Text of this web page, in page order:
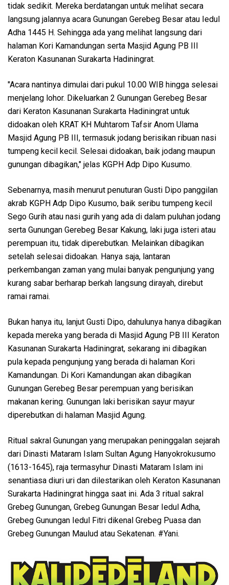
tidak sedikit. Mereka berdatangan untuk melihat secara
langsung jalannya acara Gunungan Gerebeg Besar atau Iedul
Adha 1445 H. Sehingga ada yang melihat langsung dari
halaman Kori Kamandungan serta Masjid Agung PB III
Keraton Kasunanan Surakarta Hadiningrat.
"Acara nantinya dimulai dari pukul 10.00 WIB hingga selesai
menjelang lohor. Dikeluarkan 2 Gunungan Gerebeg Besar
dari Keraton Kasunanan Surakarta Hadiningrat untuk
didoakan oleh KRAT KH Muhtarom Tafsir Anom Ulama
Masjid Agung PB III, termasuk jodang berisikan ribuan nasi
tumpeng kecil kecil. Selesai didoakan, baik jodang maupun
gunungan dibagikan," jelas KGPH Adp Dipo Kusumo.
Sebenarnya, masih menurut penuturan Gusti Dipo panggilan
akrab KGPH Adp Dipo Kusumo, baik seribu tumpeng kecil
Sego Gurih atau nasi gurih yang ada di dalam puluhan jodang
serta Gunungan Gerebeg Besar Kakung, laki juga isteri atau
perempuan itu, tidak diperebutkan. Melainkan dibagikan
setelah selesai didoakan. Hanya saja, lantaran
perkembangan zaman yang mulai banyak pengunjung yang
kurang sabar berharap berkah langsung dirayah, direbut
ramai ramai.
Bukan hanya itu, lanjut Gusti Dipo, dahulunya hanya dibagikan
kepada mereka yang berada di Masjid Agung PB III Keraton
Kasunanan Surakarta Hadiningrat, sekarang ini dibagikan
pula kepada pengunjung yang berada di halaman Kori
Kamandungan. Di Kori Kamandungan akan dibagikan
Gunungan Gerebeg Besar perempuan yang berisikan
makanan kering. Gunungan laki berisikan sayur mayur
diperebutkan di halaman Masjid Agung.
Ritual sakral Gunungan yang merupakan peninggalan sejarah
dari Dinasti Mataram Islam Sultan Agung Hanyokrokusumo
(1613-1645), raja termasyhur Dinasti Mataram Islam ini
senantiasa diuri uri dan dilestarikan oleh Keraton Kasunanan
Surakarta Hadiningrat hingga saat ini. Ada 3 ritual sakral
Grebeg Gunungan, Grebeg Gunungan Besar Iedul Adha,
Grebeg Gunungan Iedul Fitri dikenal Grebeg Puasa dan
Grebeg Gunungan Maulud atau Sekatenan. #Yani.